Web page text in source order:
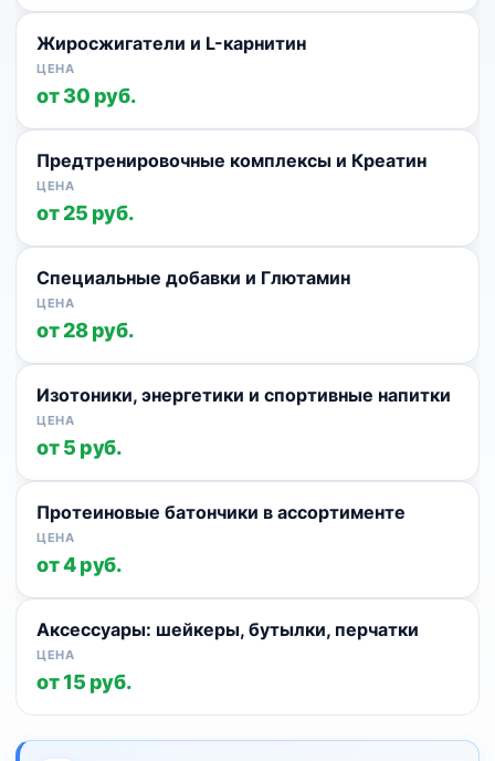
Жиросжигатели и L-карнитин
от 30 руб.
Предтренировочные комплексы и Креатин
от 25 руб.
Специальные добавки и Глютамин
от 28 руб.
Изотоники, энергетики и спортивные напитки
от 5 руб.
Протеиновые батончики в ассортименте
от 4 руб.
Аксессуары: шейкеры, бутылки, перчатки
от 15 руб.